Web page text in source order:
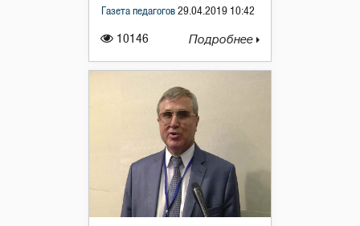
10146
Газета педагогов 29.04.2019 10:42
Подробнее